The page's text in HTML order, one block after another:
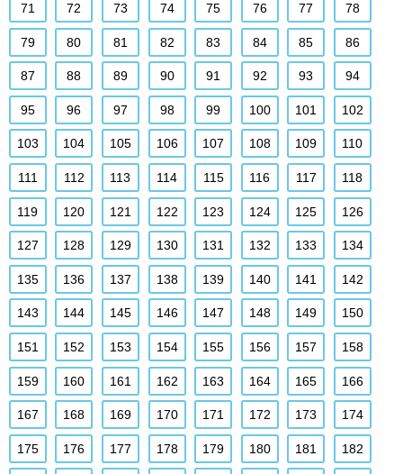
71 72 73 74 75 76 77 78
79 80 81 82 83 84 85 86
87 88 89 90 91 92 93 94
95 96 97 98 99 100 101 102
103 104 105 106 107 108 109 110
111 112 113 114 115 116 117 118
119 120 121 122 123 124 125 126
127 128 129 130 131 132 133 134
135 136 137 138 139 140 141 142
143 144 145 146 147 148 149 150
151 152 153 154 155 156 157 158
159 160 161 162 163 164 165 166
167 168 169 170 171 172 173 174
175 176 177 178 179 180 181 182